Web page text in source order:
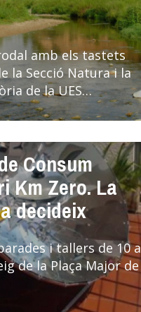
amb els tastets
la Secció Natura i la
de la UES…
Consum
Km Zero. La
decideix
i tallers de 10 a
de la Plaça Major de